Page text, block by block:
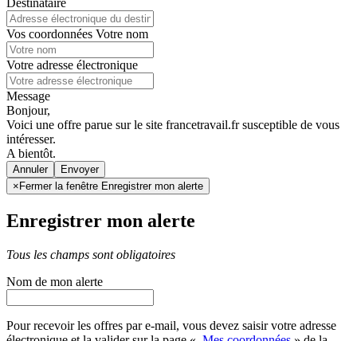
Destinataire
Vos coordonnées Votre nom
Votre adresse électronique
Message
Bonjour,
Voici une offre parue sur le site francetravail.fr susceptible de vous
intéresser.
A bientôt.
Annuler
× Fermer la fenêtre Enregistrer mon alerte
Enregistrer mon alerte
Tous les champs sont obligatoires
Nom de mon alerte
Pour recevoir les offres par e-mail, vous devez saisir votre adresse